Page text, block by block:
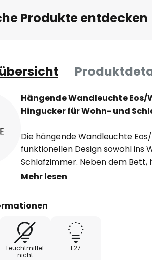
Produkte entdecken
Hängende Wandleuchte
Hingucker für Wohn- und
Die hängende Wandleuchte
funktionellen Design sowohl ins
Schlafzimmer. Neben dem
Ecke platziert, sorgt die
strahlend schöner Lichtabgabe
Der Schirm dieses optisch sehr
besteht aus Gänsefedern - ca.
Mehr lesen
Leuchtmittel
nicht
E27